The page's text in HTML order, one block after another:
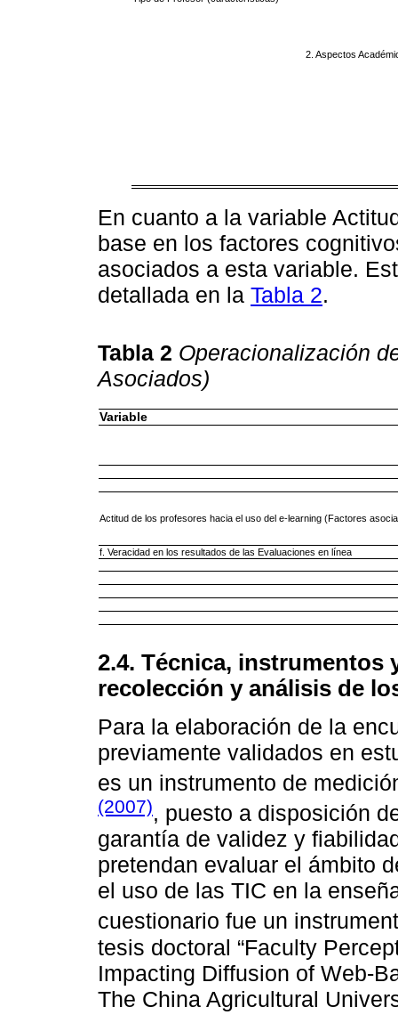
2. Aspectos
En cuanto a la variable
base en los factores
asociados a esta variable.
detallada en la Tabla 2.
Tabla 2 Operacionalización
Asociados)
Variable
Actitud de los profesores hacia el uso del e-learning (Factores
f. Veracidad en los resultados de las Evaluaciones en línea
2.4. Técnica, instrumentos
recolección y análisis de
Para la elaboración de la
previamente validados en
es un instrumento de
(2007), puesto a disposición
garantía de validez y
pretendan evaluar el ámbito
el uso de las TIC en la
cuestionario fue un
tesis doctoral “Faculty
Impacting Diffusion of Web-
The China Agricultural